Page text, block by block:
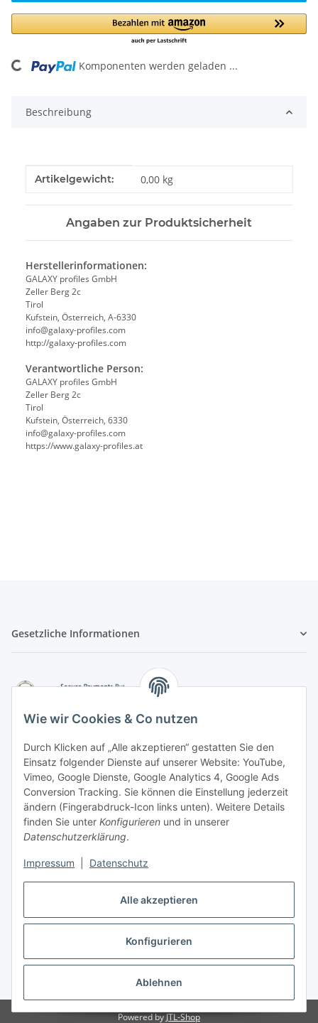
Alle akzeptieren
Konfigurieren
Ablehnen
Wie wir Cookies & Co nutzen
Durch Klicken auf „Alle akzeptieren“ gestatten Sie den
Einsatz folgender Dienste auf unserer Website: YouTube,
Vimeo, Google Dienste, Google Analytics 4, Google Ads
Conversion Tracking. Sie können die Einstellung jederzeit
ändern (Fingerabdruck-Icon links unten). Weitere Details
finden Sie unter Konfigurieren und in unserer
Datenschutzerklärung.
Impressum Datenschutz
Loading... Komponenten werden geladen ...
Beschreibung
Produkteigenschaft
Wert
Artikelgewicht: 0,00 kg
Angaben zur Produktsicherheit
Herstellerinformationen:
GALAXY profiles GmbH
Zeller Berg 2c
Tirol
Kufstein, Österreich, A-6330
info@galaxy-profiles.com
http://galaxy-profiles.com
Verantwortliche Person:
GALAXY profiles GmbH
Zeller Berg 2c
Tirol
Kufstein, Österreich, 6330
info@galaxy-profiles.com
https://www.galaxy-profiles.at
Gesetzliche Informationen
Vorkasse per Überweisung
Zahlung per PayPal
Zahlung per Google Pay (PayPal)
Zahlung per Apple Pay (PayPal)
Zahlung per amazon payments
FAQ
Weitere Informationen
Vertrag widerrufen
* Alle Preise inkl. gesetzlicher USt., zzgl.Versand
Powered byJTL-Shop